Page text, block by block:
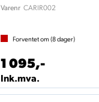
Varenr CARIR002
Forventet om (8dager)
1 095,-
Ink.mva.